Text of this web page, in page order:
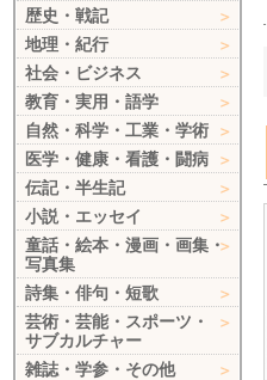
歴史・戦記
地理・紀行
社会・ビジネス
教育・実用・語学
自然・科学・工業・学術
医学・健康・看護・闘病
伝記・半生記
小説・エッセイ
童話・絵本・漫画・画集・
写真集
詩集・俳句・短歌
芸術・芸能・スポーツ・
サブカルチャー
雑誌・学参・その他